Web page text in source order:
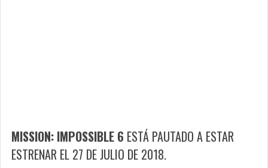
MISSION: IMPOSSIBLE 6 ESTÁ PAUTADO A ESTAR
ESTRENAR EL 27 DE JULIO DE 2018.